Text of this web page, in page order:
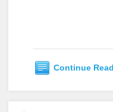
Continue